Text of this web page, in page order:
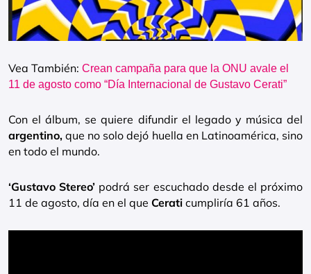
Vea También: Crean campaña para que la ONU avale el
11 de agosto como “Día Internacional de Gustavo Cerati”
Con el álbum, se quiere difundir el legado y música del
argentino, que no solo dejó huella en Latinoamérica, sino
en todo el mundo.
‘Gustavo Stereo’ podrá ser escuchado desde el próximo
11 de agosto, día en el que Cerati cumpliría 61 años.